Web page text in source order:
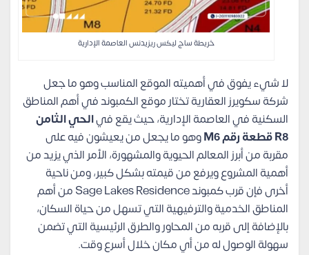
خريطة ساج ليكس ريزيدنس العاصمة الإدارية
لا شيء يفوق في أهميته الموقع المناسب وهو ما جعل
شركة سكويرز العقارية تختار موقع الكمبوند في أهم المناطق
السكنية في العاصمة الإدارية، حيث يقع فيالحي الثامن
R8 قطعة رقم M6
وهو ما يجعل من يعيشون فيه على
مقربة من أبرز المعالم الحيوية والمشهورة، الأمر الذي يزيد من
أهمية المشروع ويرفع من قيمته بشكل كبير، ومن ناحية
أخرى فإن قرب كمبوند Sage Lakes Residence من أهم
المناطق الخدمية والترفيهية التي تسهل من حياة السكان،
بالإضافة إلى قربه من المحاور والطرق الرئيسية التي تضمن
سهولة الوصول له من أي مكان خلال أسرع وقت.